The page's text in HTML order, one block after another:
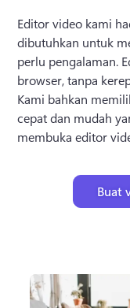
Editor video kami
dibutuhkan untuk
perlu pengalaman.
browser, tanpa
Kami bahkan
cepat dan mudah
membuka editor
Buat